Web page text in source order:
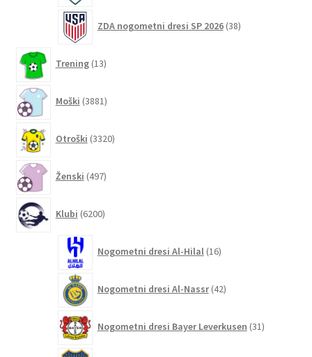
ZDA nogometni dresi SP 2026 38izdelkov
Trening 13izdelkov
Moški 3881izdelkov
Otroški 3320izdelkov
Ženski 497izdelkov
Klubi 6200izdelkov
Nogometni dresi Al-Hilal 16izdelkov
Nogometni dresi Al-Nassr 42izdelkov
Nogometni dresi Bayer Leverkusen 31izdelkov